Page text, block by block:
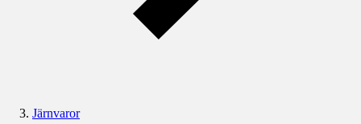
Järnvaror